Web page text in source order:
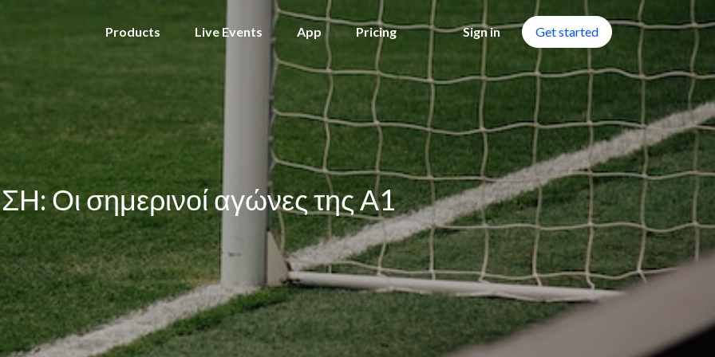
Products Live Events App Pricing Sign in Get started
Οι σημερινοί αγώνες της Α1